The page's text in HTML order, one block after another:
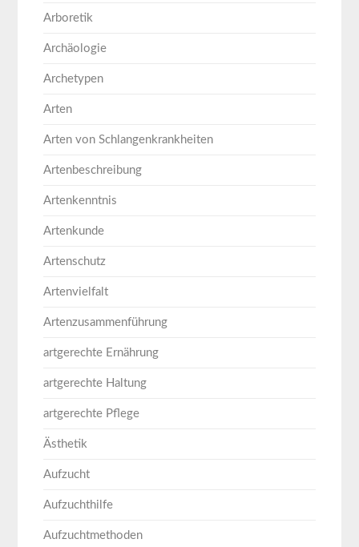
Arboretik
Archäologie
Archetypen
Arten
Arten von Schlangenkrankheiten
Artenbeschreibung
Artenkenntnis
Artenkunde
Artenschutz
Artenvielfalt
Artenzusammenführung
artgerechte Ernährung
artgerechte Haltung
artgerechte Pflege
Ästhetik
Aufzucht
Aufzuchthilfe
Aufzuchtmethoden